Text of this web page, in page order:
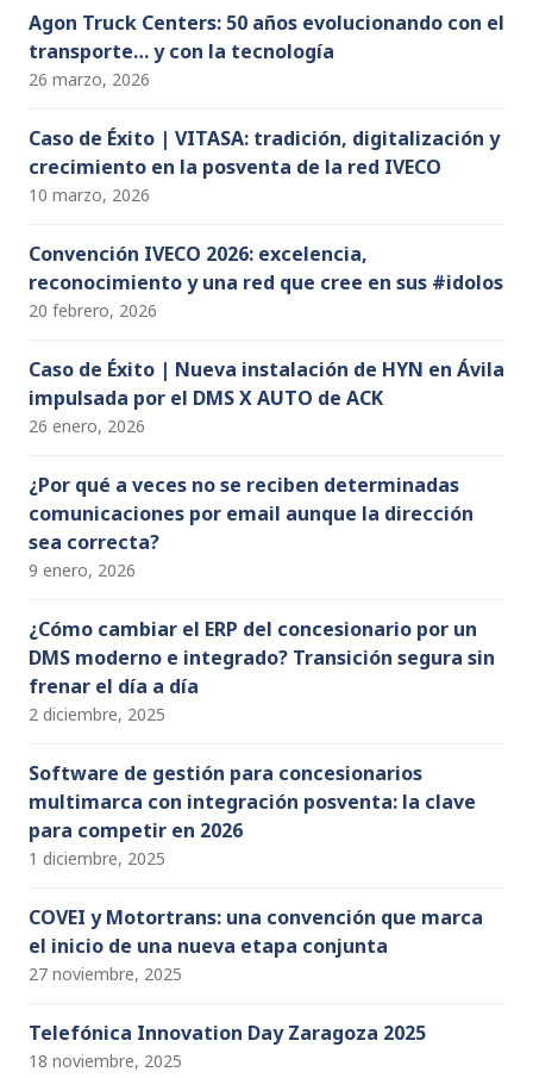
Agon Truck Centers: 50 años evolucionando con el
transporte… y con la tecnología
26 marzo, 2026
Caso de Éxito | VITASA: tradición, digitalización y
crecimiento en la posventa de la red IVECO
10 marzo, 2026
Convención IVECO 2026: excelencia,
reconocimiento y una red que cree en sus #idolos
20 febrero, 2026
Caso de Éxito | Nueva instalación de HYN en Ávila
impulsada por el DMS X AUTO de ACK
26 enero, 2026
¿Por qué a veces no se reciben determinadas
comunicaciones por email aunque la dirección
sea correcta?
9 enero, 2026
¿Cómo cambiar el ERP del concesionario por un
DMS moderno e integrado? Transición segura sin
frenar el día a día
2 diciembre, 2025
Software de gestión para concesionarios
multimarca con integración posventa: la clave
para competir en 2026
1 diciembre, 2025
COVEI y Motortrans: una convención que marca
el inicio de una nueva etapa conjunta
27 noviembre, 2025
Telefónica Innovation Day Zaragoza 2025
18 noviembre, 2025